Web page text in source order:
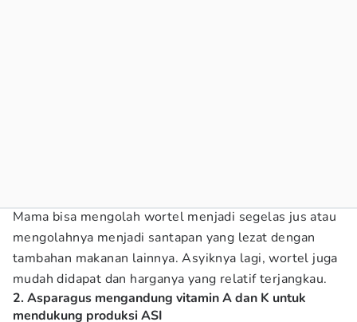
Mama bisa mengolah wortel menjadi segelas jus atau
mengolahnya menjadi santapan yang lezat dengan
tambahan makanan lainnya. Asyiknya lagi, wortel juga
mudah didapat dan harganya yang relatif terjangkau.
2. Asparagus mengandung vitamin A dan K untuk
mendukung produksi ASI